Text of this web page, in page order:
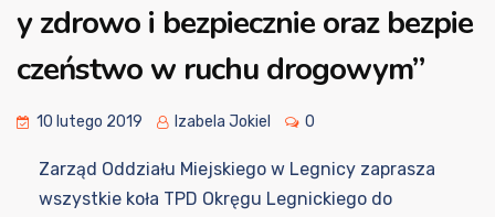
y zdrowo i bezpiecznie oraz bezpie
czeństwo w ruchu drogowym”
10 lutego 2019 Izabela Jokiel 0
Zarząd Oddziału Miejskiego w Legnicy zaprasza
wszystkie koła TPD Okręgu Legnickiego do